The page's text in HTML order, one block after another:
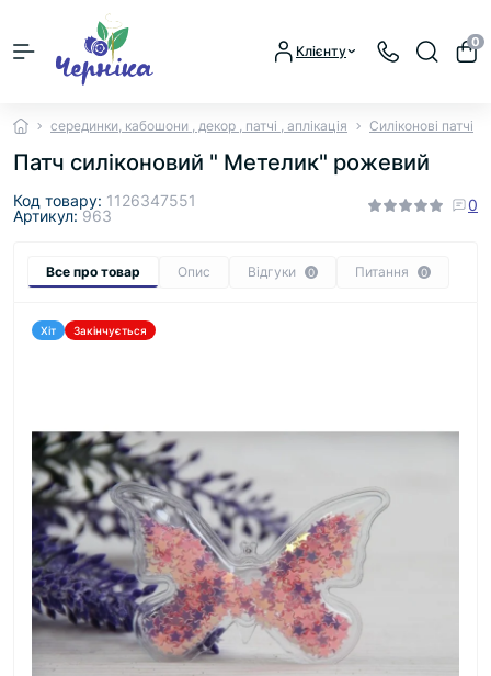
Клієнту
0
серединки, кабошони , декор , патчі , аплікація Силіконові патчі
Патч силіконовий " Метелик" рожевий
Код товару: 1126347551
Артикул:963
0
Все про товар Опис Відгуки 0 Питання 0
Хіт Закінчується